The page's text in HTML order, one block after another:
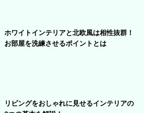
ホワイトインテリアと北欧風は相性抜群！
お部屋を洗練させるポイントとは
リビングをおしゃれに見せるインテリアの